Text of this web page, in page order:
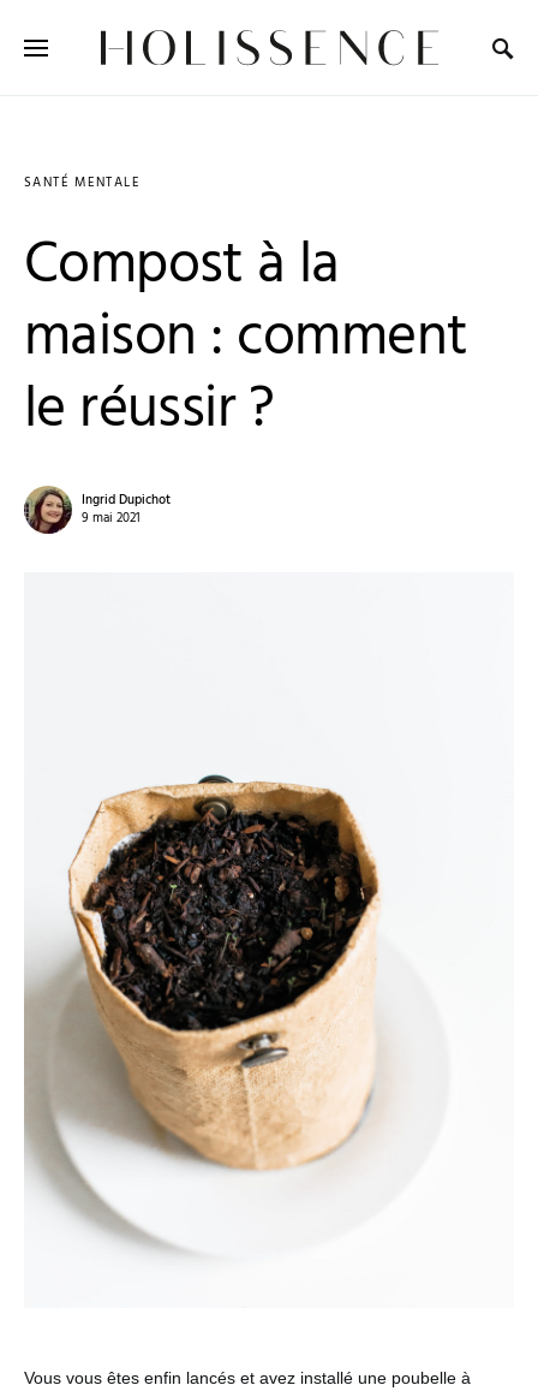
SANTÉ MENTALE
Compost à la
maison : comment
le réussir ?
Ingrid Dupichot
9 mai 2021
Vous vous êtes enfin lancés et avez installé une poubelle à